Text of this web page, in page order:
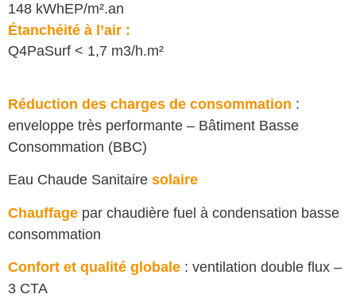
148 kWhEP/m².an
Étanchéité à l’air :
Q4PaSurf < 1,7 m3/h.m²
Réduction des charges de consommation :
enveloppe très performante – Bâtiment Basse
Consommation (BBC)
Eau Chaude Sanitaire solaire
Chauffage par chaudière fuel à condensation basse
consommation
Confort et qualité globale : ventilation double flux –
3 CTA